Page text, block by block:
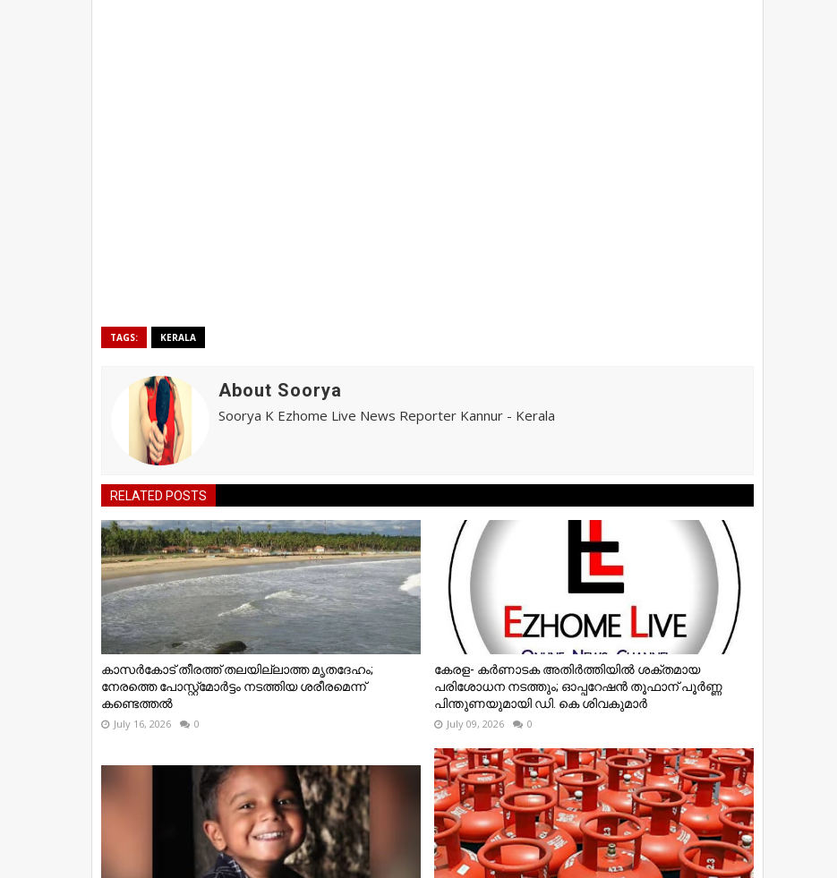
TAGS: KERALA
About Soorya
Soorya K Ezhome Live News Reporter Kannur - Kerala
RELATED POSTS
കാസർകോട് തീരത്ത് തലയില്ലാത്ത മൃതദേഹം;
നേരത്തെ പോസ്റ്റ്‌മോർട്ടം നടത്തിയ ശരീരമെന്ന്
കണ്ടെത്തൽ
July 16, 2026 0
കേരള- കർണാടക അതിർത്തിയിൽ ശക്തമായ
പരിശോധന നടത്തും; ഓപ്പറേഷൻ തൂഫാന് പൂർണ്ണ
പിന്തുണയുമായി ഡി. കെ ശിവകുമാർ
July 09, 2026 0